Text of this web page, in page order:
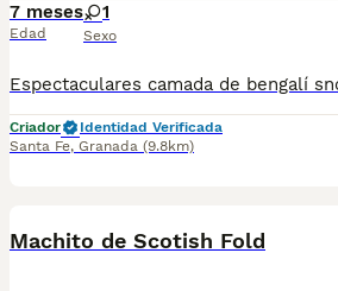
7 meses
Edad
1
Sexo
Criador
Identidad Verificada
Santa Fe, Granada (9.8km)
Machito de Scotish Fold